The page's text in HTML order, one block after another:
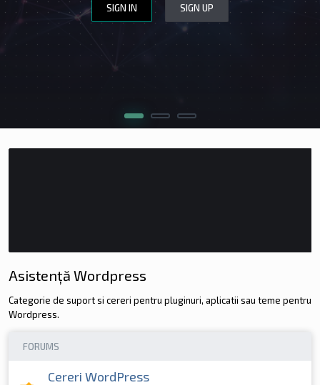
SIGN IN SIGN UP
WEBSITE DESIGN
WEBSITE REVIEW
CERINȚE
APLICĂ
Asistență Wordpress
Categorie de suport si cereri pentru pluginuri, aplicatii sau teme pentru
Wordpress.
FORUMS
Cereri WordPress